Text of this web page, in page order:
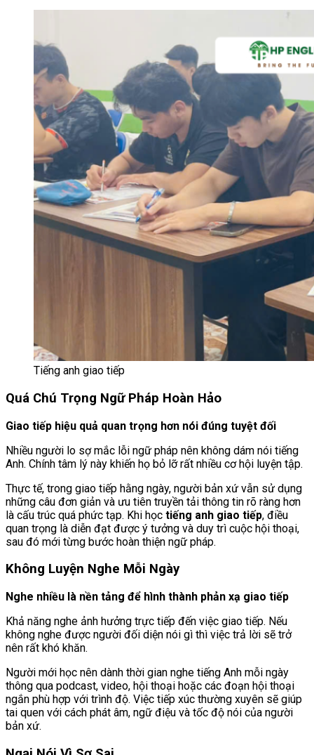
Tiếng anh giao tiếp
Quá Chú Trọng Ngữ Pháp Hoàn Hảo
Giao tiếp hiệu quả quan trọng hơn nói đúng tuyệt đối
Nhiều người lo sợ mắc lỗi ngữ pháp nên không dám nói tiếng
Anh. Chính tâm lý này khiến họ bỏ lỡ rất nhiều cơ hội luyện tập.
Thực tế, trong giao tiếp hằng ngày, người bản xứ vẫn sử dụng
những câu đơn giản và ưu tiên truyền tải thông tin rõ ràng hơn
là cấu trúc quá phức tạp. Khi học tiếng anh giao tiếp, điều
quan trọng là diễn đạt được ý tưởng và duy trì cuộc hội thoại,
sau đó mới từng bước hoàn thiện ngữ pháp.
Không Luyện Nghe Mỗi Ngày
Nghe nhiều là nền tảng để hình thành phản xạ giao tiếp
Khả năng nghe ảnh hưởng trực tiếp đến việc giao tiếp. Nếu
không nghe được người đối diện nói gì thì việc trả lời sẽ trở
nên rất khó khăn.
Người mới học nên dành thời gian nghe tiếng Anh mỗi ngày
thông qua podcast, video, hội thoại hoặc các đoạn hội thoại
ngắn phù hợp với trình độ. Việc tiếp xúc thường xuyên sẽ giúp
tai quen với cách phát âm, ngữ điệu và tốc độ nói của người
bản xứ.